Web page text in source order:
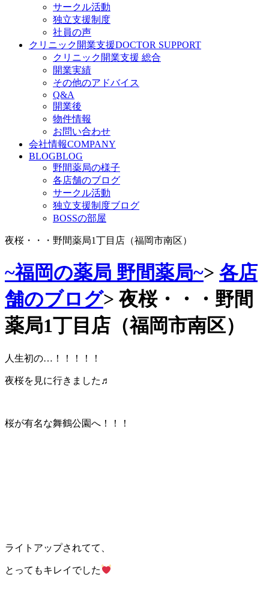
サークル活動
独立支援制度
社員の声
クリニック開業支援DOCTOR SUPPORT
クリニック開業支援 総合
開業実績
その他のアドバイス
Q&A
開業後
物件情報
お問い合わせ
会社情報COMPANY
BLOGBLOG
野間薬局の様子
各店舗のブログ
サークル活動
独立支援制度ブログ
BOSSの部屋
夜桜・・・野間薬局1丁目店（福岡市南区）
~福岡の薬局 野間薬局~> 各店
舗のブログ> 夜桜・・・野間
薬局1丁目店（福岡市南区）
人生初の…！！！！！
夜桜を見に行きました♬
桜が有名な舞鶴公園へ！！！
ライトアップされてて、
とってもキレイでした